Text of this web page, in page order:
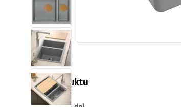
Natryski
Kuchnia
Akcesoria i meble łazienkowe
Opis produktu